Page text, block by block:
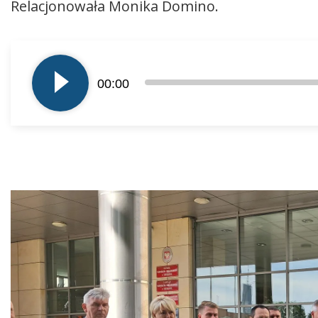
Relacjonowała Monika Domino.
plików
dźwiękowych
00:00